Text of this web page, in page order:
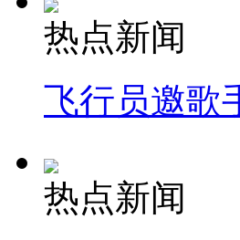
热点新闻
飞行员邀歌
热点新闻